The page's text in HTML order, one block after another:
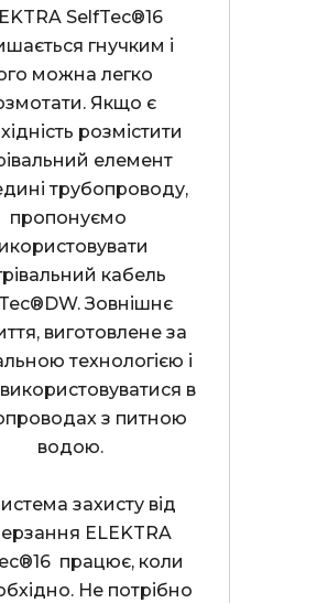
SelfTec®16
гнучким і
можна легко
Якщо є
розмістити
елемент
трубопроводу,
пропонуємо
кабель
Зовнішнє
виготовлене за
технологією і
в
з питною
водою.
ELEKTRA
працює, коли
Не потрібно